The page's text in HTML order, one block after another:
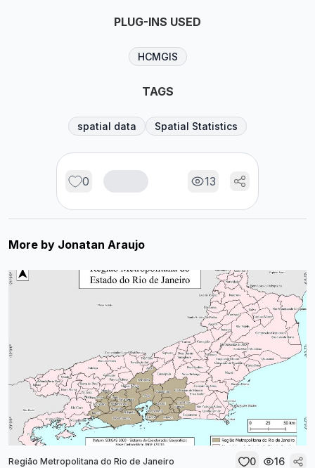
PLUG-INS USED
HCMGIS
TAGS
spatial data Spatial Statistics
0 13
More by Jonatan Araujo
Região Metropolitana do Rio de Janeiro 0 16